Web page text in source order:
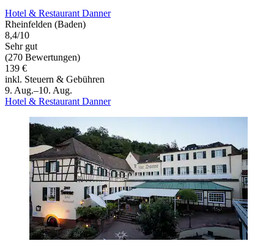
Hotel & Restaurant Danner
Rheinfelden (Baden)
8,4/10
Sehr gut
(270 Bewertungen)
139 €
inkl. Steuern & Gebühren
9. Aug.–10. Aug.
Hotel & Restaurant Danner